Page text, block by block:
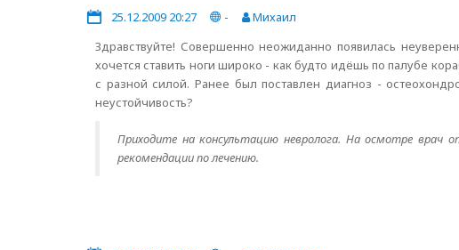
25.12.2009 20:27 -
Михаил
Здравствуйте! Совершенно неожиданно появилась
хочется ставить ноги широко - как будто идёшь по палубе
с разной силой. Ранее был поставлен диагноз -
неустойчивость?
Приходите на консультацию невролога. На осмотре врач
рекомендации по лечению.